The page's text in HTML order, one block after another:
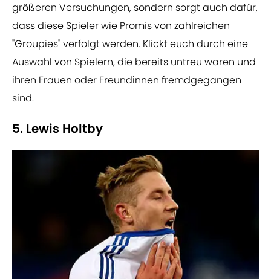
größeren Versuchungen, sondern sorgt auch dafür,
dass diese Spieler wie Promis von zahlreichen
"Groupies" verfolgt werden. Klickt euch durch eine
Auswahl von Spielern, die bereits untreu waren und
ihren Frauen oder Freundinnen fremdgegangen
sind.
5. Lewis Holtby